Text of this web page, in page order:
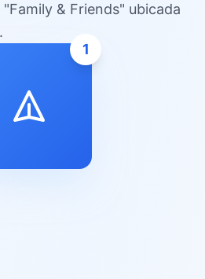
& Friends" ubicada
1